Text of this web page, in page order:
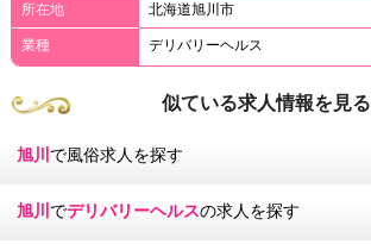
所在地 北海道旭川市
業種 デリバリーヘルス
似ている求人情報を見る
旭川 で風俗求人を探す
旭川 でデリバリーヘルスの求人を探す